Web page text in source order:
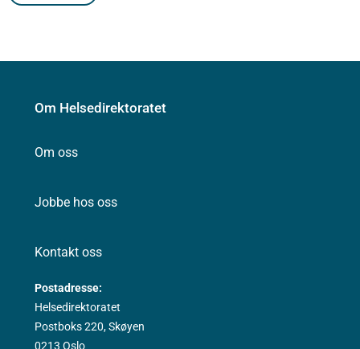
Om Helsedirektoratet
Om oss
Jobbe hos oss
Kontakt oss
Postadresse:
Helsedirektoratet
Postboks 220, Skøyen
0213 Oslo